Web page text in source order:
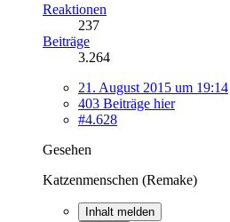
Reaktionen
237
Beiträge
3.264
21. August 2015 um 19:14
403 Beiträge hier
#4.628
Gesehen
Katzenmenschen (Remake)
Inhalt melden